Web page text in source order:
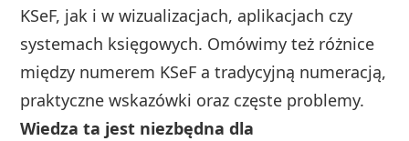
KSeF, jak i w wizualizacjach, aplikacjach czy
systemach księgowych. Omówimy też różnice
między numerem KSeF a tradycyjną numeracją,
praktyczne wskazówki oraz częste problemy.
Wiedza ta jest niezbędna dla